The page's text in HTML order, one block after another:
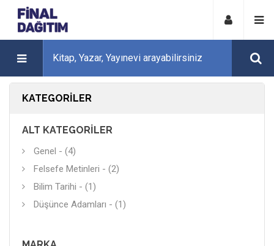
KATEGORILER
ALT KATEGORILER
Genel - (4)
Felsefe Metinleri - (2)
Bilim Tarihi - (1)
Düşünce Adamları - (1)